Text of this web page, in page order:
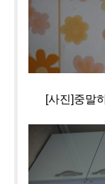
[사진]중말하